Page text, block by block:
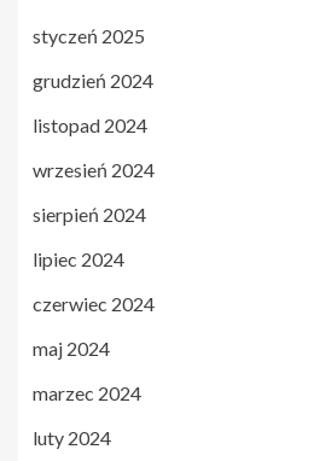
styczeń 2025
grudzień 2024
listopad 2024
wrzesień 2024
sierpień 2024
lipiec 2024
czerwiec 2024
maj 2024
marzec 2024
luty 2024